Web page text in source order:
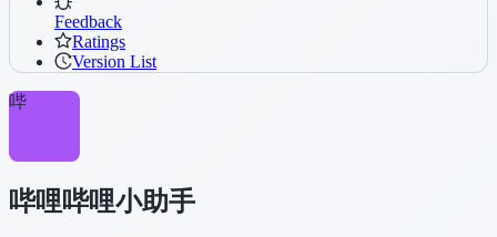
Feedback
Ratings
Version List
哔
哔哩哔哩小助手